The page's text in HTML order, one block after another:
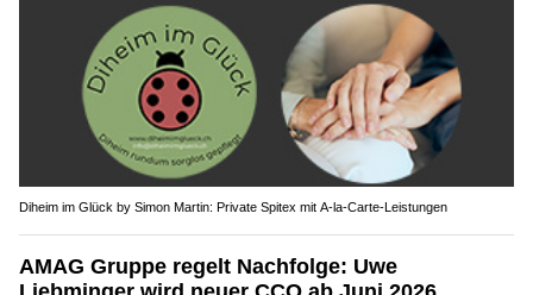
Diheim im Glück by Simon Martin: Private Spitex mit A-la-Carte-Leistungen
AMAG Gruppe regelt Nachfolge: Uwe